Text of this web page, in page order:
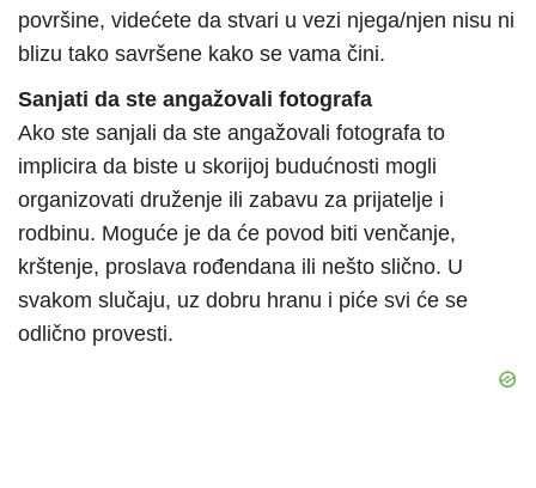
površine, videćete da stvari u vezi njega/njen nisu ni
blizu tako savršene kako se vama čini.
Sanjati da ste angažovali fotografa
Ako ste sanjali da ste angažovali fotografa to
implicira da biste u skorijoj budućnosti mogli
organizovati druženje ili zabavu za prijatelje i
rodbinu. Moguće je da će povod biti venčanje,
krštenje, proslava rođendana ili nešto slično. U
svakom slučaju, uz dobru hranu i piće svi će se
odlično provesti.